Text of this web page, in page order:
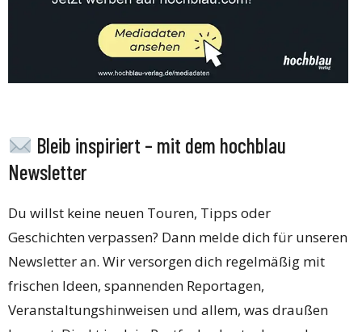
Bleib inspiriert – mit dem hochblau
Newsletter
Du willst keine neuen Touren, Tipps oder
Geschichten verpassen? Dann melde dich für unseren
Newsletter an. Wir versorgen dich regelmäßig mit
frischen Ideen, spannenden Reportagen,
Veranstaltungshinweisen und allem, was draußen